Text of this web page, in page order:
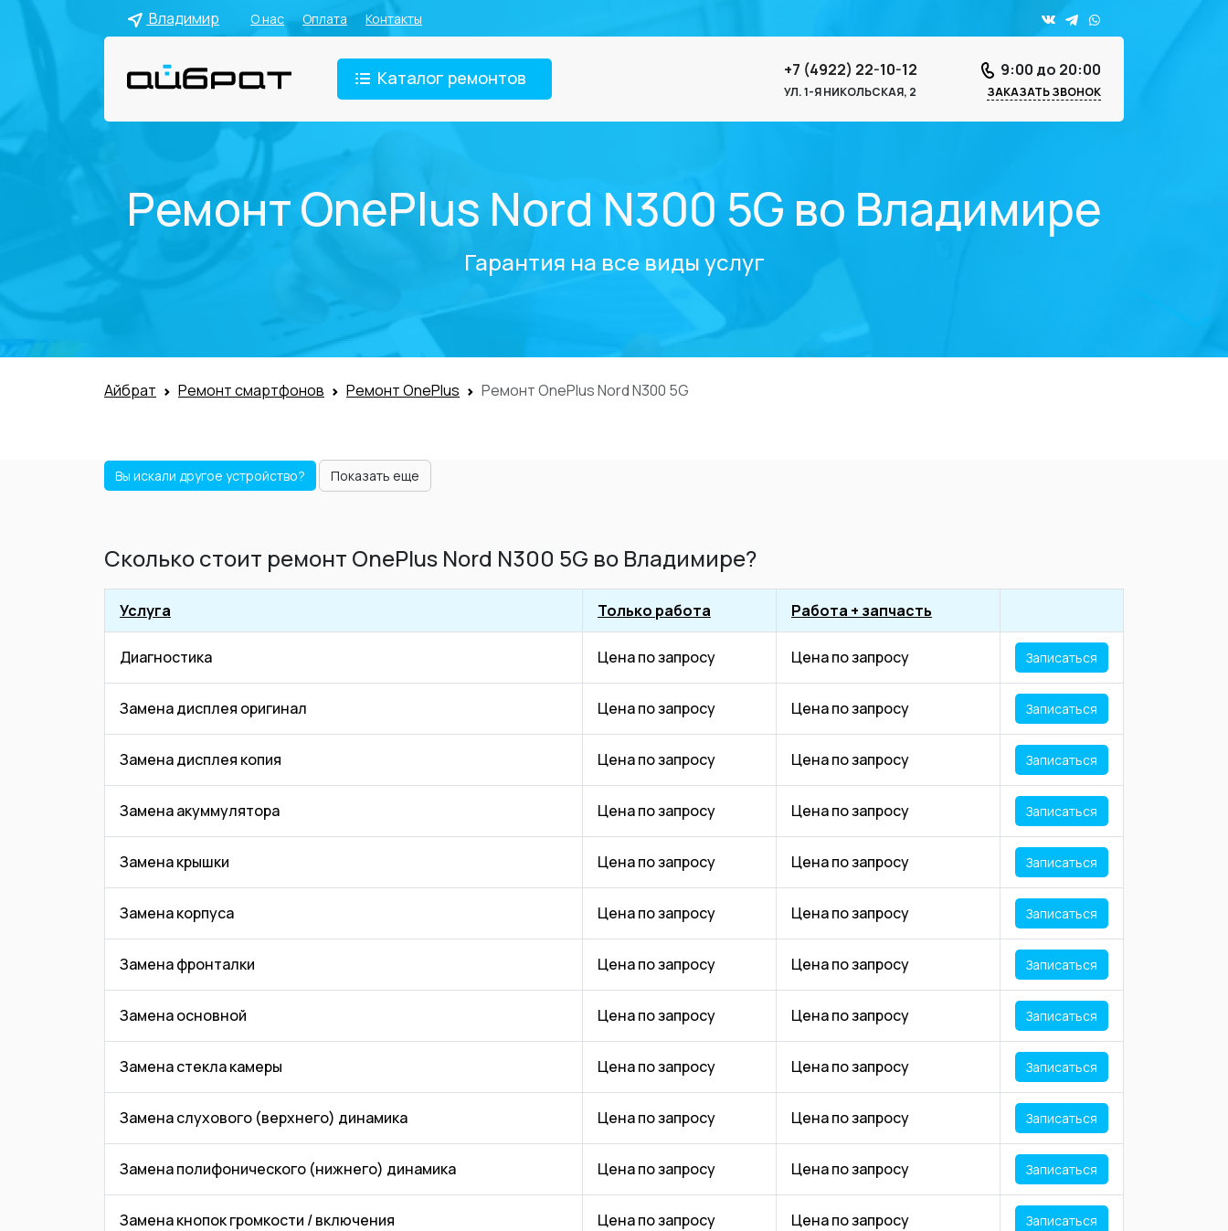
Владимир О нас Оплата Контакты
Каталог ремонтов +7 (4922) 22-10-12
УЛ. 1-Я НИКОЛЬСКАЯ, 2
9:00 до 20:00
ЗАКАЗАТЬ ЗВОНОК
Ремонт OnePlus Nord N300 5G во Владимире
Гарантия на все виды услуг
Айбрат Ремонт смартфонов Ремонт OnePlus Ремонт OnePlus Nord N300 5G
Вы искали другое устройство? Показать еще
Сколько стоит ремонт OnePlus Nord N300 5G во Владимире?
Услуга Только работа Работа + запчасть
Диагностика Цена по запросу Цена по запросу Записаться
Замена дисплея оригинал Цена по запросу Цена по запросу Записаться
Замена дисплея копия Цена по запросу Цена по запросу Записаться
Замена акуммулятора Цена по запросу Цена по запросу Записаться
Замена крышки Цена по запросу Цена по запросу Записаться
Замена корпуса Цена по запросу Цена по запросу Записаться
Замена фронталки Цена по запросу Цена по запросу Записаться
Замена основной Цена по запросу Цена по запросу Записаться
Замена стекла камеры Цена по запросу Цена по запросу Записаться
Замена слухового (верхнего) динамика Цена по запросу Цена по запросу Записаться
Замена полифонического (нижнего) динамика Цена по запросу Цена по запросу Записаться
Замена кнопок громкости / включения Цена по запросу Цена по запросу Записаться